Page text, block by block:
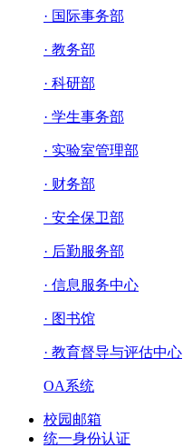
· 国际事务部
· 教务部
· 科研部
· 学生事务部
· 实验室管理部
· 财务部
· 安全保卫部
· 后勤服务部
· 信息服务中心
· 图书馆
· 教育督导与评估中心
OA系统
校园邮箱
统一身份认证